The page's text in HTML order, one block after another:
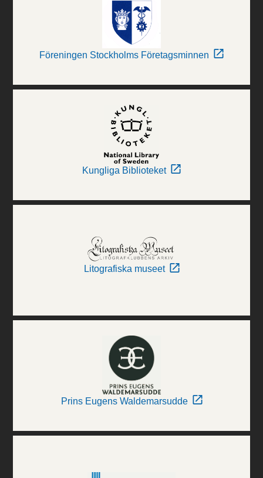
Föreningen Stockholms Företagsminnen
Kungliga Biblioteket
Litografiska museet
Prins Eugens Waldemarsudde